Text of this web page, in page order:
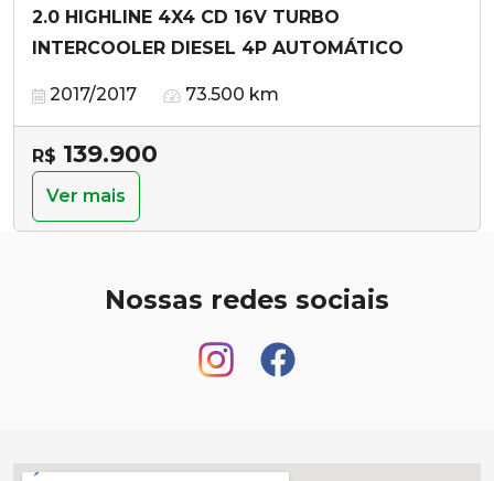
2.0 HIGHLINE 4X4 CD 16V TURBO
INTERCOOLER DIESEL 4P AUTOMÁTICO
2017/2017 73.500 km
R$ 139.900
Ver mais
Nossas redes sociais